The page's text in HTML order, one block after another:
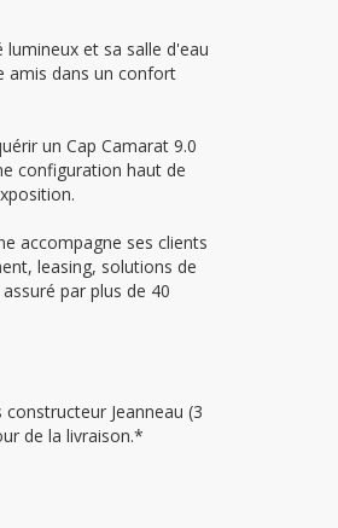
et sa salle d'eau
amis dans un confort
un Cap Camarat 9.0
configuration haut de
accompagne ses clients
leasing, solutions de
par plus de 40
Jeanneau (3
de la livraison.*